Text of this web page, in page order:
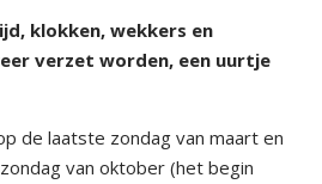
klokken, wekkers en
verzet worden, een uurtje
de laatste zondag van maart en
van oktober (het begin